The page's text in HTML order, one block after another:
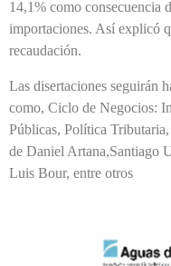
14,1% como consecuencia
importaciones. Así explicó
recaudación.
Las disertaciones seguirán
como, Ciclo de Negocios:
Públicas, Política
de Daniel Artana,Santiago
Luis Bour, entre otros